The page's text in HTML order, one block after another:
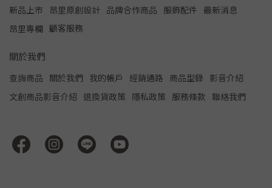
新品上市 昂里原創設計 品牌合作商品 服飾配件
最新消息
昂里專欄
顧客服務
關於我們
查詢商品 關於我們 我的帳戶 經銷通路 商品型錄
影音介紹
文創商品影音介紹
退換貨政策 隱私政策 服務條款 聯絡我們